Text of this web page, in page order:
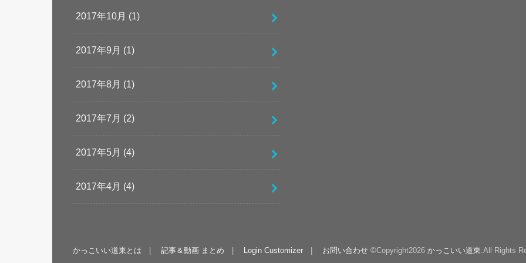
2017年10月 (1)
2017年9月 (1)
2017年8月 (1)
2017年7月 (2)
2017年5月 (4)
2017年4月 (4)
かっこいい道東とは 記事＆動画 まとめ Login Customizer お問い合わせ ©Copyright2026 かっこいい道東.All Rights